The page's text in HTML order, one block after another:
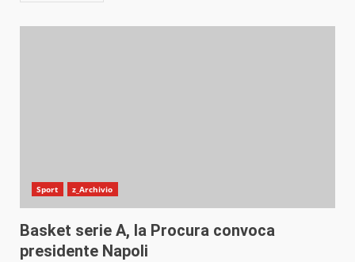
Sport z_Archivio
Basket serie A, la Procura convoca
presidente Napoli